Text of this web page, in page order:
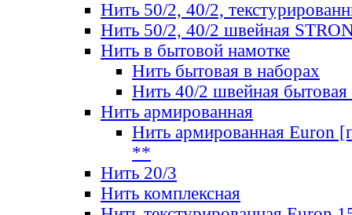
Нить 50/2, 40/2,
Нить 50/2, 40/2 швейная
Нить в бытовой намотке
Нить бытовая в наборах
Нить 40/2 швейная бытовая
Нить армированная
Нить армированная Euron
**
Нить 20/3
Нить комплексная